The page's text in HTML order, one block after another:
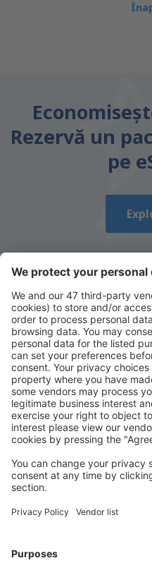
Rezervă un
pe
Descarcă aplicația
Planifică-ți călătoria
Bilete de avion
Zbor+Hotel